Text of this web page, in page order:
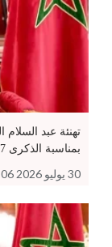
تهنئة عبد
بمناسبة الذكرى 27 لعيد…
30 يوليو 2026 14:06